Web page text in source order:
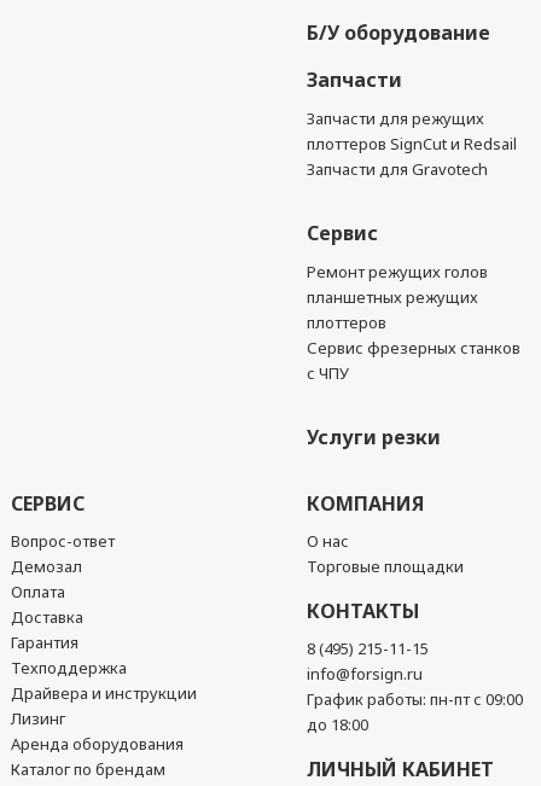
Б/У оборудование
Запчасти
Запчасти для режущих
плоттеров SignCut и Redsail
Запчасти для Gravotech
Сервис
Ремонт режущих голов
планшетных режущих
плоттеров
Сервис фрезерных станков
с ЧПУ
Услуги резки
СЕРВИС
Вопрос-ответ
Демозал
Оплата
Доставка
Гарантия
Техподдержка
Драйвера и инструкции
Лизинг
Аренда оборудования
Каталог по брендам
КОМПАНИЯ
О нас
Торговые площадки
КОНТАКТЫ
8 (495) 215-11-15
info@forsign.ru
График работы: пн-пт с 09:00
до 18:00
ЛИЧНЫЙ КАБИНЕТ